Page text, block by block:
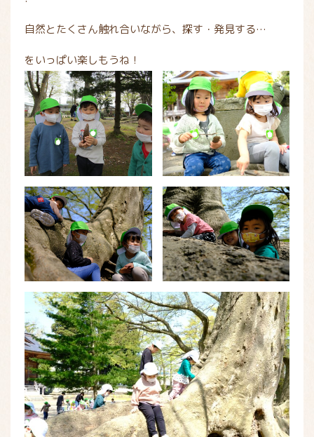
自然とたくさん触れ合いながら、探す・発見する…
をいっぱい楽しもうね！